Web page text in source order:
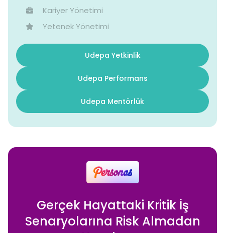
Kariyer Yönetimi
Yetenek Yönetimi
Udepa Yetkinlik
Udepa Performans
Udepa Mentörlük
Gerçek Hayattaki Kritik İş
Senaryolarına Risk Almadan